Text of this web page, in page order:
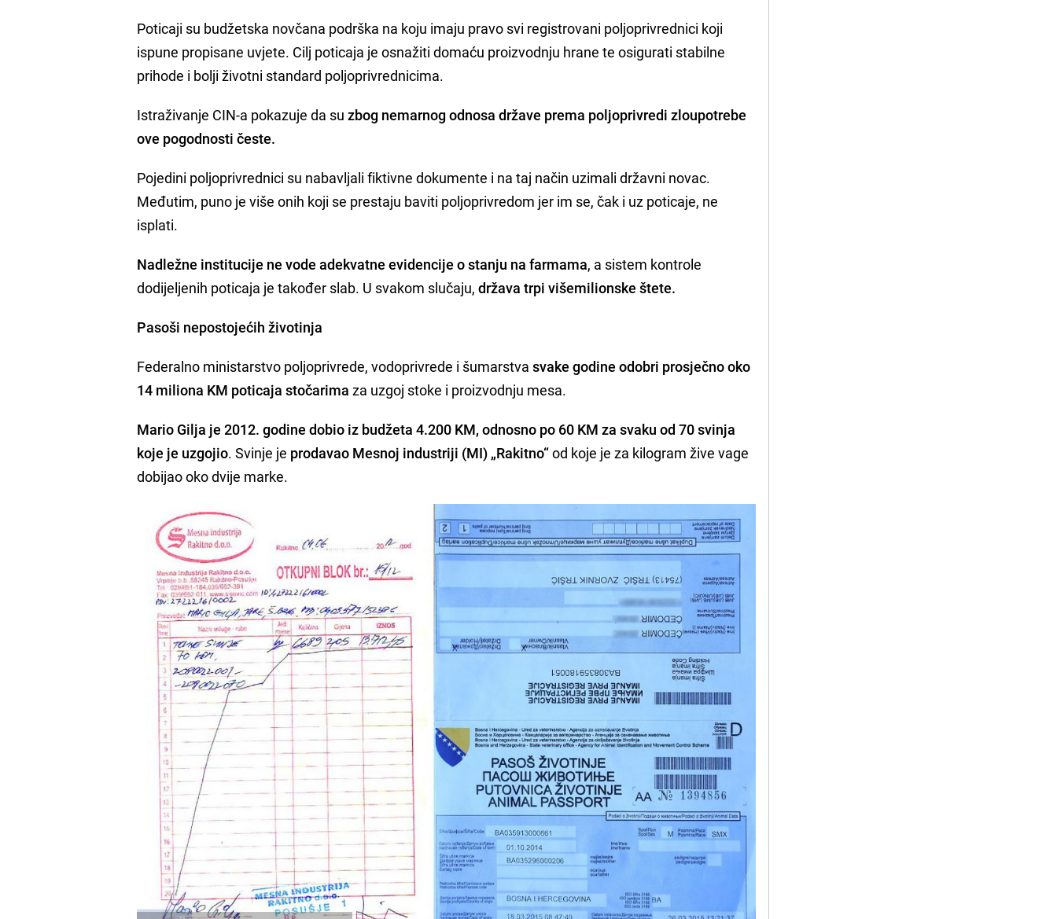
Poticaji su budžetska novčana podrška na koju imaju pravo svi registrovani poljoprivrednici koji
ispune propisane uvjete. Cilj poticaja je osnažiti domaću proizvodnju hrane te osigurati stabilne
prihode i bolji životni standard poljoprivrednicima.
Istraživanje CIN-a pokazuje da suzbog nemarnog odnosa države prema poljoprivredi zloupotrebe
ove pogodnosti česte.
Pojedini poljoprivrednici su nabavljali fiktivne dokumente i na taj način uzimali državni novac.
Međutim, puno je više onih koji se prestaju baviti poljoprivredom jer im se, čak i uz poticaje, ne
isplati.
Nadležne institucije ne vode adekvatne evidencije o stanju na farmama, a sistem kontrole
dodijeljenih poticaja je također slab. U svakom slučaju,država trpi višemilionske štete.
Pasoši nepostojećih životinja
Federalno ministarstvo poljoprivrede, vodoprivrede i šumarstvasvake godine odobri prosječnooko
14 miliona KM poticaja stočarima za uzgoj stoke i proizvodnju mesa.
Mario Gilja je 2012. godine dobio iz budžeta 4.200 KM, odnosno po 60 KM za svaku od 70 svinja
koje je uzgojio. Svinje je prodavao Mesnoj industriji (MI) „Rakitno“od koje je za kilogram žive vage
dobijao oko dvije marke.